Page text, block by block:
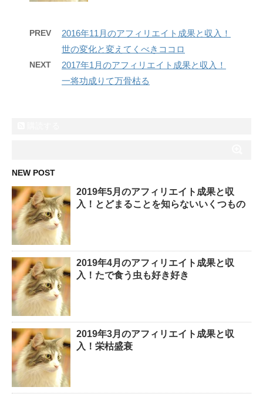
PREV
2016年11月のアフィリエイト成果と収入！
世の変化と変えてくべきココロ
NEXT
2017年1月のアフィリエイト成果と収入！
一将功成りて万骨枯る
NEW POST
2019年5月のアフィリエイト成果と収
入！とどまることを知らないいくつもの
2019年4月のアフィリエイト成果と収
入！たで食う虫も好き好き
2019年3月のアフィリエイト成果と収
入！栄枯盛衰